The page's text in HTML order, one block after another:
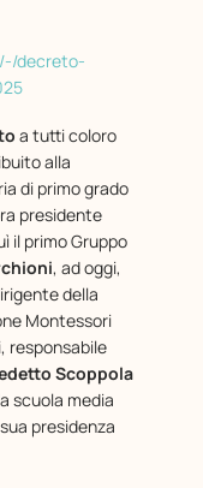
decreto-
a tutti coloro
alla
di primo grado
presidente
il primo Gruppo
, ad oggi,
della
Montessori
responsabile
Scoppola
scuola media
presidenza